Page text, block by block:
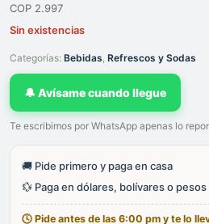
COP 2.997
Sin existencias
Categorías: Bebidas Refrescos y Sodas
🔔 Avísame cuando llegue
Te escribimos por WhatsApp apenas lo
🚚 Pide primero y paga en casa
💱 Paga en dólares, bolívares o pesos
🕓 Pide antes de las 6:00 pm y te lo